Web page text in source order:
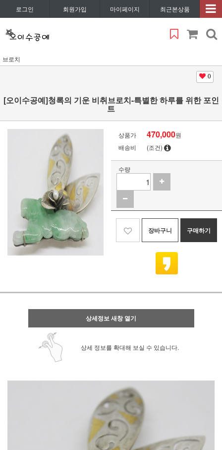
로그인 회원가입 마이페이지 최근본상품
브로치
0
[오이수공예]청록의 기운 비취브로치-특별한 하루를 위한 포인
트
상품가 470,000원
배송비
(조건)
수량
장바구니 구매하기
상세정보 새창 열기
상세 정보를 확대해 보실 수 있습니다.